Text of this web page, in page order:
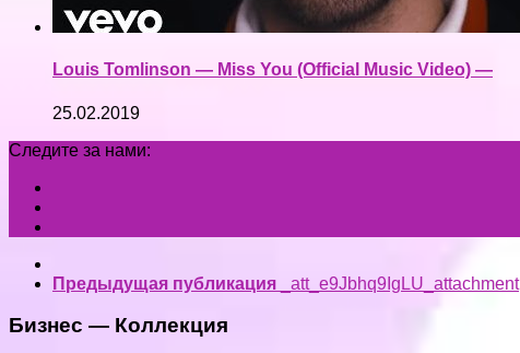
Louis Tomlinson — Miss You (Official Music Video) —
25.02.2019
Следите за нами:
Предыдущая публикация _att_e9Jbhq9IgLU_attachment
Бизнес — Коллекция